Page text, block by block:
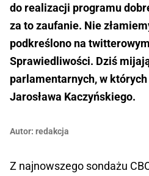
do realizacji programu
za to zaufanie. Nie
podkreślono na
Sprawiedliwości. Dziś
parlamentarnych, w
Jarosława Kaczyńskiego.
Autor: redakcja
Z najnowszego sondażu